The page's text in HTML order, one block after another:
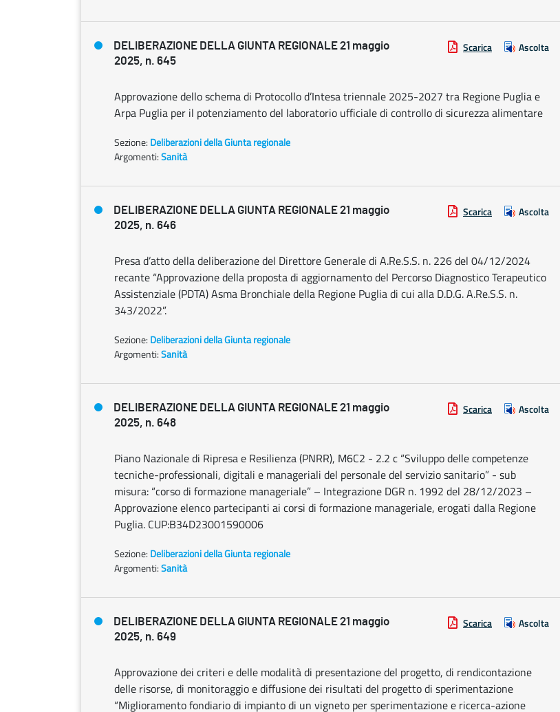
DELIBERAZIONE DELLA GIUNTA REGIONALE 21 maggio
2025, n. 645
Scarica Ascolta
Approvazione dello schema di Protocollo d’Intesa triennale 2025-2027 tra Regione Puglia e
Arpa Puglia per il potenziamento del laboratorio ufficiale di controllo di sicurezza alimentare
Sezione: Deliberazioni della Giunta regionale
Argomenti:Sanità
DELIBERAZIONE DELLA GIUNTA REGIONALE 21 maggio
2025, n. 646
Scarica Ascolta
Presa d’atto della deliberazione del Direttore Generale di A.Re.S.S. n. 226 del 04/12/2024
recante “Approvazione della proposta di aggiornamento del Percorso Diagnostico Terapeutico
Assistenziale (PDTA) Asma Bronchiale della Regione Puglia di cui alla D.D.G. A.Re.S.S. n.
343/2022”.
Sezione: Deliberazioni della Giunta regionale
Argomenti:Sanità
DELIBERAZIONE DELLA GIUNTA REGIONALE 21 maggio
2025, n. 648
Scarica Ascolta
Piano Nazionale di Ripresa e Resilienza (PNRR), M6C2 - 2.2 c “Sviluppo delle competenze
tecniche-professionali, digitali e manageriali del personale del servizio sanitario” - sub
misura: “corso di formazione manageriale” – Integrazione DGR n. 1992 del 28/12/2023 –
Approvazione elenco partecipanti ai corsi di formazione manageriale, erogati dalla Regione
Puglia. CUP:B34D23001590006
Sezione: Deliberazioni della Giunta regionale
Argomenti:Sanità
DELIBERAZIONE DELLA GIUNTA REGIONALE 21 maggio
2025, n. 649
Scarica Ascolta
Approvazione dei criteri e delle modalità di presentazione del progetto, di rendicontazione
delle risorse, di monitoraggio e diffusione dei risultati del progetto di sperimentazione
“Miglioramento fondiario di impianto di un vigneto per sperimentazione e ricerca-azione